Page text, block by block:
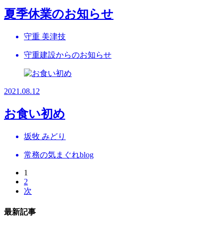
夏季休業のお知らせ
守重 美津技
守重建設からのお知らせ
2021.08.12
お食い初め
坂牧 みどり
常務の気まぐれblog
1
2
次
最新記事